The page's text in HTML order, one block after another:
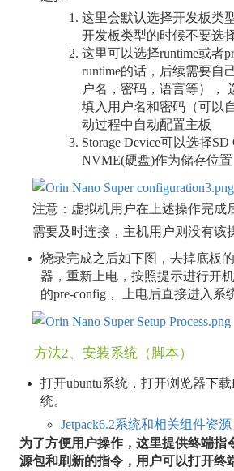
这里会默认选择开发板类
开发板类型的时候不要选
这里可以选择runtime或者
runtime的话，后续需要自
户名，密码，语言等），
填入用户名和密码（可以
动过程中自动配置主板
Storage Device可以选择
NVME(硬盘)作为储存位置
注意：虚拟机用户在上述操作完成
需要及时连接，主机用户则没有该
烧录完成之后如下图，去掉底板
器，重新上电，按照提示进行开
的pre-config， 上电后直接进入系
方法2、安装系统（脚本）
打开ubuntu系统，打开浏览器下
统。
Jetpack6.2系统和相关组件资源
为了方便用户操作，这里提供终端指
源包和刷新的指令，用户可以打开终